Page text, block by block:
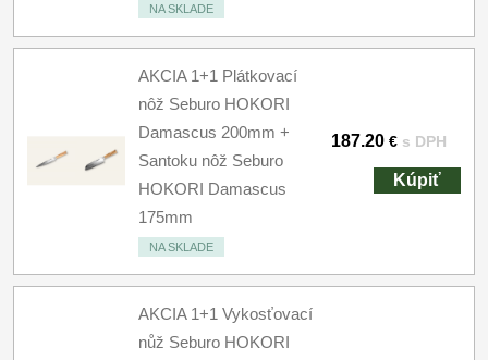
NA SKLADE
AKCIA 1+1 Plátkovací
nôž Seburo HOKORI
Damascus 200mm +
Santoku nôž Seburo
HOKORI Damascus
175mm
NA SKLADE
187.20 € s DPH
Kúpiť
AKCIA 1+1 Vykosťovací
nůž Seburo HOKORI